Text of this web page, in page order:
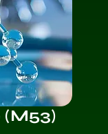
(M53)